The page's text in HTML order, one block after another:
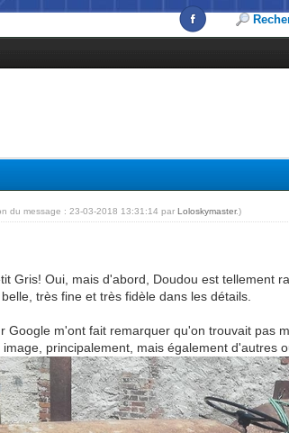
du message : 23-03-2018 13:31:14 parLoloskymaster.)
Gris! Oui, mais d'abord, Doudou est tellement
très fine et très fidèle dans les détails.
Google m'ont fait remarquer qu'on trouvait pas
principalement, mais également d'autres